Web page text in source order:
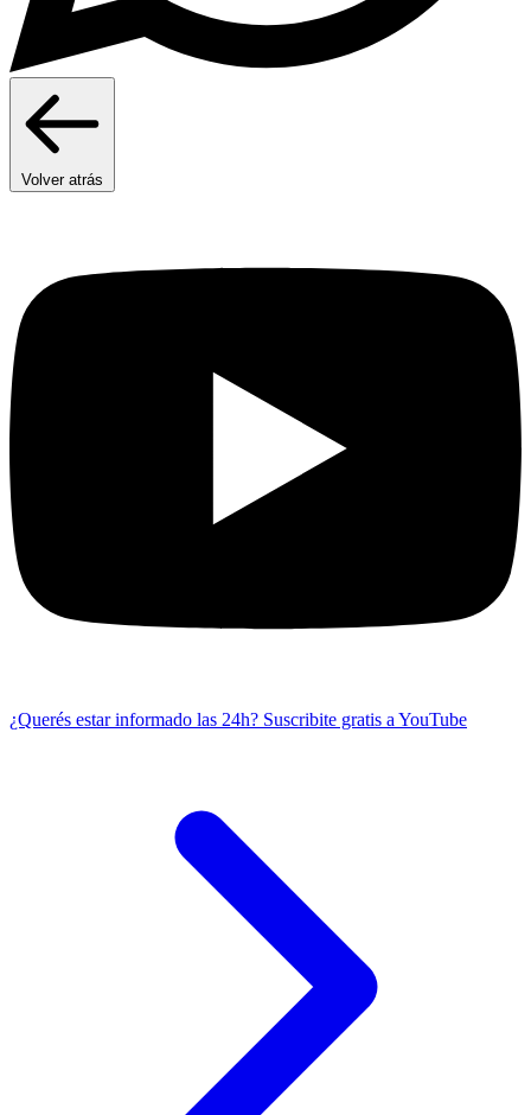
Volver atrás
¿Querés estar informado las 24h? Suscribite gratis a YouTube